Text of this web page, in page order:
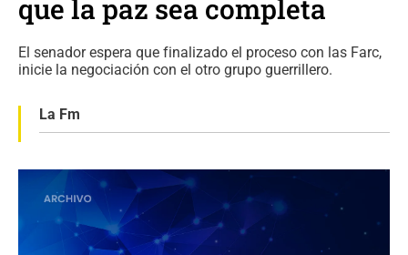
que la paz sea completa
El senador espera que finalizado el proceso con las Farc,
inicie la negociación con el otro grupo guerrillero.
La Fm